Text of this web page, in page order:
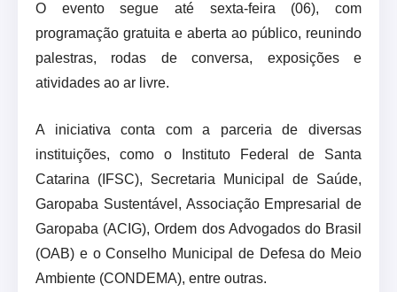
O evento segue até sexta-feira (06), com
programação gratuita e aberta ao público, reunindo
palestras, rodas de conversa, exposições e
atividades ao ar livre.
A iniciativa conta com a parceria de diversas
instituições, como o Instituto Federal de Santa
Catarina (IFSC), Secretaria Municipal de Saúde,
Garopaba Sustentável, Associação Empresarial de
Garopaba (ACIG), Ordem dos Advogados do Brasil
(OAB) e o Conselho Municipal de Defesa do Meio
Ambiente (CONDEMA), entre outras.